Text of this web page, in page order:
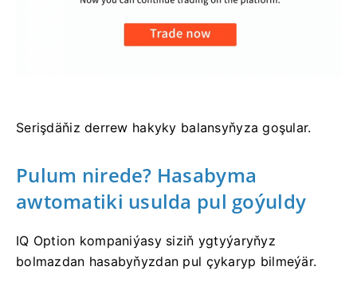
Serişdäňiz derrew hakyky balansyňyza goşular.
Pulum nirede? Hasabyma
awtomatiki usulda pul goýuldy
IQ Option kompaniýasy siziň ygtyýaryňyz
bolmazdan hasabyňyzdan pul çykaryp bilmeýär.